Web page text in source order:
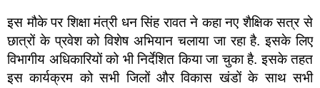
इस मौके पर शिक्षा मंत्री धन सिंह रावत ने कहा नए शैक्षिक सत्र से
छात्रों के प्रवेश को विशेष अभियान चलाया जा रहा है. इसके लिए
विभागीय अधिकारियों को भी निर्देशित किया जा चुका है. इसके तहत
इस कार्यक्रम को सभी जिलों और विकास खंडों के साथ सभी